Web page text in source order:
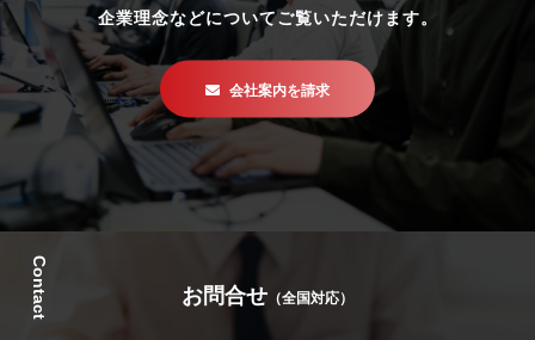
企業理念などについてご覧いただけます。
会社案内を請求
Contact お問合せ （全国対応）